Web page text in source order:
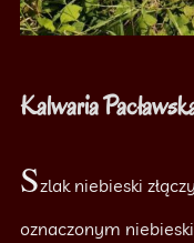
Kalwaria
Szlak niebieski
oznaczonym